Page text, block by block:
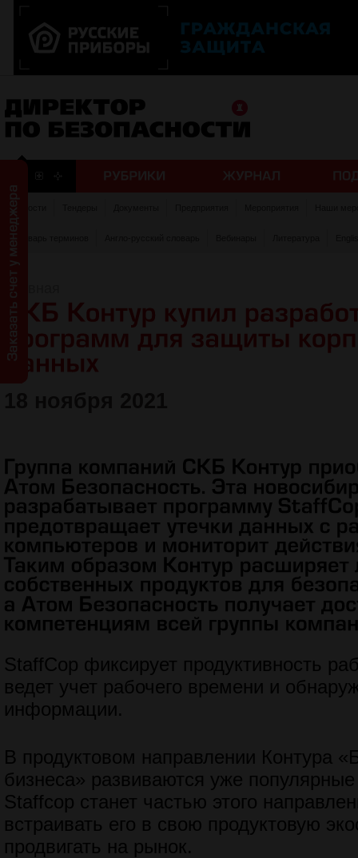
StaffCop фиксирует продуктивность
ведет учет рабочего времени и
информации.
В продуктовом направлении Контура
бизнеса» развиваются уже
Staffcop станет частью этого
встраивать его в свою продуктовую
продвигать на рынок.